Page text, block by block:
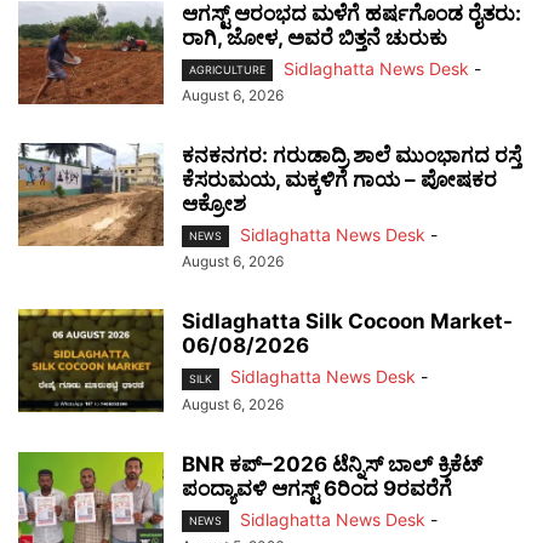
ಆಗಸ್ಟ್ ಆರಂಭದ ಮಳೆಗೆ ಹರ್ಷಗೊಂಡ ರೈತರು:
ರಾಗಿ, ಜೋಳ, ಅವರೆ ಬಿತ್ತನೆ ಚುರುಕು
AGRICULTURE Sidlaghatta News Desk -
August 6, 2026
ಕನಕನಗರ: ಗರುಡಾದ್ರಿ ಶಾಲೆ ಮುಂಭಾಗದ ರಸ್ತೆ
ಕೆಸರುಮಯ, ಮಕ್ಕಳಿಗೆ ಗಾಯ – ಪೋಷಕರ
ಆಕ್ರೋಶ
NEWS Sidlaghatta News Desk -
August 6, 2026
Sidlaghatta Silk Cocoon Market-
06/08/2026
SILK Sidlaghatta News Desk -
August 6, 2026
BNR ಕಪ್–2026 ಟೆನ್ನಿಸ್ ಬಾಲ್ ಕ್ರಿಕೆಟ್
ಪಂದ್ಯಾವಳಿ ಆಗಸ್ಟ್ 6ರಿಂದ 9ರವರೆಗೆ
NEWS Sidlaghatta News Desk -